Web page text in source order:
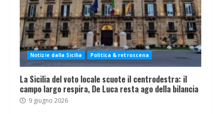
Notizie dalla Sicilia Politica & retroscena
La Sicilia del voto locale scuote il centrodestra: il
campo largo respira, De Luca resta ago della bilancia
9 giugno 2026